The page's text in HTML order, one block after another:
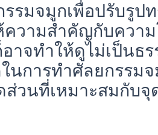
รมจมูกเพื่อปรับรูป
วามสำคัญกับความ
อาจทำให้ดูไม่เป็นธ
นการทำศัลยกรรม
ส่วนที่เหมาะสมกับ